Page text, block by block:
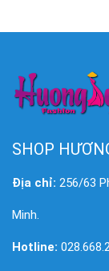
SHOP
Địa chỉ: 256/63
Minh.
Hotline: